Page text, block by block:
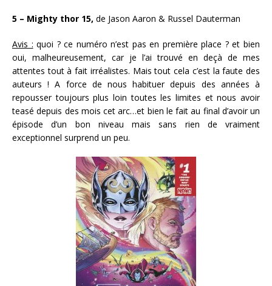
5 – Mighty thor 15, de Jason Aaron & Russel Dauterman
Avis : quoi ? ce numéro n’est pas en première place ? et bien
oui, malheureusement, car je l’ai trouvé en deçà de mes
attentes tout à fait irréalistes. Mais tout cela c’est la faute des
auteurs ! A force de nous habituer depuis des années à
repousser toujours plus loin toutes les limites et nous avoir
teasé depuis des mois cet arc…et bien le fait au final d’avoir un
épisode d’un bon niveau mais sans rien de vraiment
exceptionnel surprend un peu.